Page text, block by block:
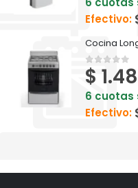
Efectivo:
Cocina
0out of
$
6 cuotas
Efectivo: